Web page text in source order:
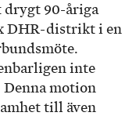
drygt 90-åriga
DHR-distrikt i en
inte
motion
till även